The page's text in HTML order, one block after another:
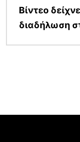
Βίντεο
διαδήλωση